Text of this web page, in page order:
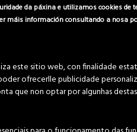
607 060 949
·Política de cookies
de Vincios. Todos os
da páxina e utilizamos cookies de
información consultando a nosa
este sitio web, con finalidade
ofrecerlle publicidade
que non optar por algunhas